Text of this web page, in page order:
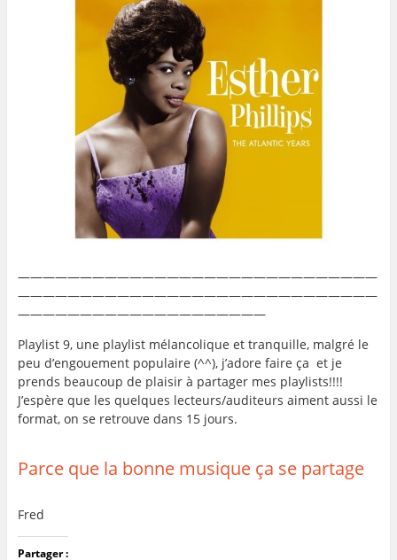
—————————————————————————————
—————————————————————————————
————————————————————
Playlist 9, une playlist mélancolique et tranquille, malgré le
peu d’engouement populaire (^^), j’adore faire ça et je
prends beaucoup de plaisir à partager mes playlists!!!!
J’espère que les quelques lecteurs/auditeurs aiment aussi le
format, on se retrouve dans 15 jours.
Parce que la bonne musique ça se partage
Fred
Partager :